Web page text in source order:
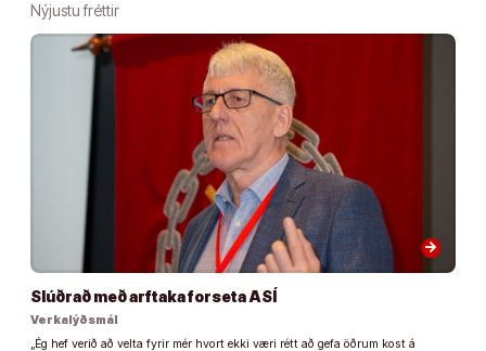
Nýjustu fréttir
arrow_forward
Slúðrað með arftaka forseta ASÍ
Verkalýðsmál
„Ég hef verið að velta fyrir mér hvort ekki væri rétt að gefa öðrum kost á